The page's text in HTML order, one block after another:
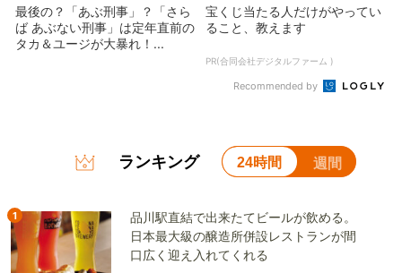
最後の？「あぶ刑事」？「さら
ば あぶない刑事」は定年直前の
タカ＆ユージが大暴れ！...
宝くじ当たる人だけがやってい
ること、教えます
PR(合同会社デジタルファーム )
Recommended by
ランキング 24時間 週間
1
品川駅直結で出来たてビールが飲める。
日本最大級の醸造所併設レストランが間
口広く迎え入れてくれる